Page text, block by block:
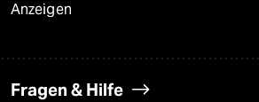
Anzeigen
Fragen & Hilfe